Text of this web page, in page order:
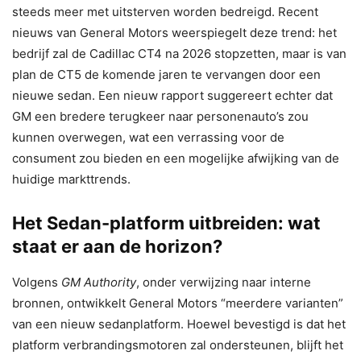
steeds meer met uitsterven worden bedreigd. Recent
nieuws van General Motors weerspiegelt deze trend: het
bedrijf zal de Cadillac CT4 na 2026 stopzetten, maar is van
plan de CT5 de komende jaren te vervangen door een
nieuwe sedan. Een nieuw rapport suggereert echter dat
GM een bredere terugkeer naar personenauto’s zou
kunnen overwegen, wat een verrassing voor de
consument zou bieden en een mogelijke afwijking van de
huidige markttrends.
Het Sedan-platform uitbreiden: wat
staat er aan de horizon?
Volgens GM Authority, onder verwijzing naar interne
bronnen, ontwikkelt General Motors “meerdere varianten”
van een nieuw sedanplatform. Hoewel bevestigd is dat het
platform verbrandingsmotoren zal ondersteunen, blijft het